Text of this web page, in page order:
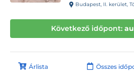
Budapest, II. kerület, Törökvész út 87-91 3.
Következő időpont:
Árlista Összes